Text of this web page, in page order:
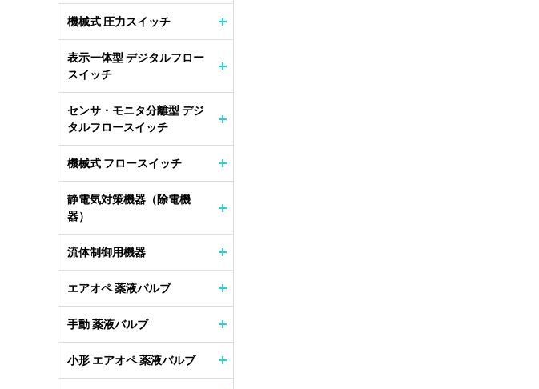
機械式 圧力スイッチ
表示一体型 デジタルフロー
スイッチ
センサ・モニタ分離型 デジ
タルフロースイッチ
機械式 フロースイッチ
静電気対策機器（除電機
器）
流体制御用機器
エアオペ 薬液バルブ
手動 薬液バルブ
小形 エアオペ 薬液バルブ